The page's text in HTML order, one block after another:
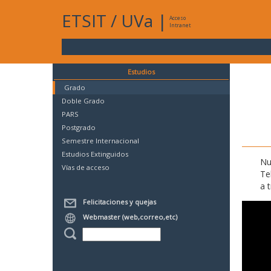
ETSIT / UVa |
Acceso
Intranet
Estudios
Grado
Doble Grado
PARS
Postgrado
Semestre Internacional
Estudios Extinguidos
Vías de acceso
Felicitaciones y quejas
Webmaster (web,correo,etc)
a